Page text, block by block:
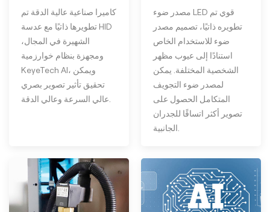
كاميرا صناعية عالية الدقة تم
تطويرها ذاتيًا مع عدسة HID
الشهيرة في المجال،
ومجهزة بنظام خوارزمية
KeyeTech AI، ويمكن
تحقيق تأثير تصوير بصري
مصدر ضوء LED قوي تم
تطويره ذاتيًا، تصميم مصدر
ضوء للاستخدام الخاص
استنادًا إلى عيوب مظهر
الشخصية المختلفة. يمكن
لمصدر ضوء التجويف
المتكامل الحصول على
تصوير أكثر اتساقًا للجدران
الجانبية.